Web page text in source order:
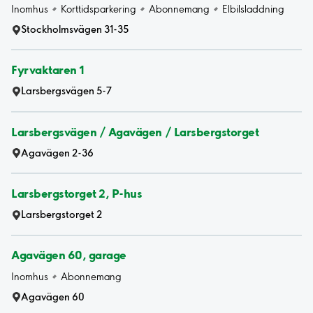
Inomhus Korttidsparkering Abonnemang
Elbilsladdning
Stockholmsvägen 31-35
Fyrvaktaren 1
Larsbergsvägen 5-7
Larsbergsvägen / Agavägen / Larsbergstorget
Agavägen 2-36
Larsbergstorget 2, P-hus
Larsbergstorget 2
Agavägen 60, garage
Inomhus
Abonnemang
Agavägen 60